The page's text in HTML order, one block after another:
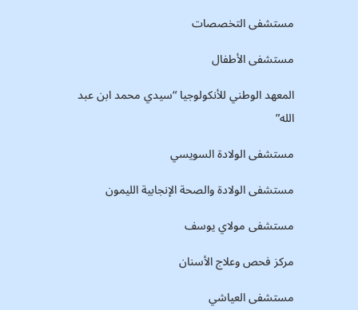
مستشفى التخصصات
مستشفى الأطفال
المعهد الوطني للأنكولوجيا “سيدي محمد ابن عبد
الله”
مستشفى الولادة السويسي
مستشفى الولادة والصحة الإنجابية الليمون
مستشفى مولاي يوسف
مركز فحص وعلاج الأسنان
مستشفى العياشي